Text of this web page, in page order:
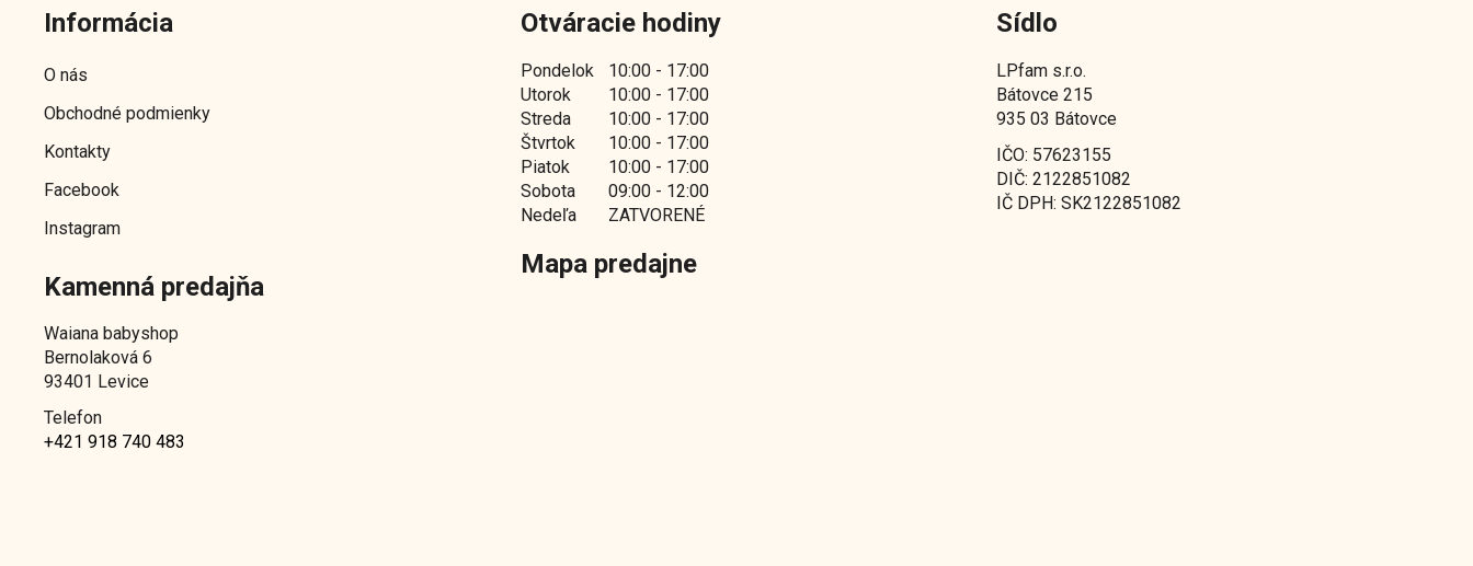
Informácia
O nás
Obchodné podmienky
Kontakty
Facebook
Instagram
Kamenná predajňa
Waiana babyshop
Bernolaková 6
93401 Levice
Telefon
+421 918 740 483
Otváracie hodiny
Pondelok
10:00 - 17:00
Utorok
10:00 - 17:00
Streda
10:00 - 17:00
Štvrtok
10:00 - 17:00
Piatok
10:00 - 17:00
Sobota
09:00 - 12:00
Nedeľa
ZATVORENÉ
Mapa predajne
Sídlo
LPfam s.r.o.
Bátovce 215
935 03 Bátovce
IČO: 57623155
DIČ: 2122851082
IČ DPH: SK2122851082